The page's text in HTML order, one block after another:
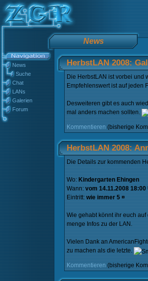
News
News
Suche
Chat
LANs
Galerien
Forum
HerbstLAN 2008:
Die HerbstLAN ist vorbei und
Empfehlenswert ist auf jeden
Desweiteren gibt es auch
mal anders machen sollten.
Kommentieren (bisherige
HerbstLAN 2008:
Die Details zur kommenden
Wo: Kindergarten Ehingen
Wann: vom 14.11.2008
Eintritt: wie immer 5 ¤
Wie gehabt könnt ihr euch auf
menge Infos zu der LAN.
Vielen Dank an
zu machen als die letzte.
Kommentieren (bisherige